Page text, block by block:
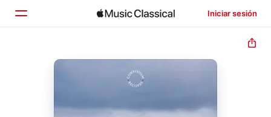
Iniciar sesión
Inicio
Buscar